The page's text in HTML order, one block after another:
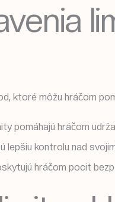
ktoré môžu hráčom
pomáhajú hráčom
lepšiu kontrolu nad
hráčom pocit